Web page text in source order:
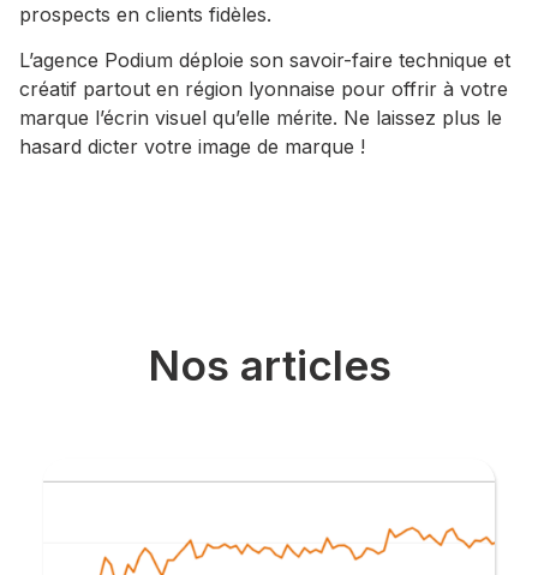
prospects en clients fidèles.
L’agence Podium déploie son savoir-faire technique et
créatif partout en région lyonnaise pour offrir à votre
marque l’écrin visuel qu’elle mérite. Ne laissez plus le
hasard dicter votre image de marque !
Nos articles